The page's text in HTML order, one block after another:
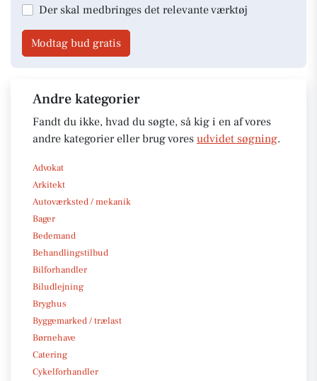
Der skal medbringes det relevante værktøj
Modtag bud gratis
Andre kategorier
Fandt du ikke, hvad du søgte, så kig i en af vores
andre kategorier eller brug vores udvidet søgning.
Advokat
Arkitekt
Autoværksted / mekanik
Bager
Bedemand
Behandlingstilbud
Bilforhandler
Biludlejning
Bryghus
Byggemarked / trælast
Børnehave
Catering
Cykelforhandler